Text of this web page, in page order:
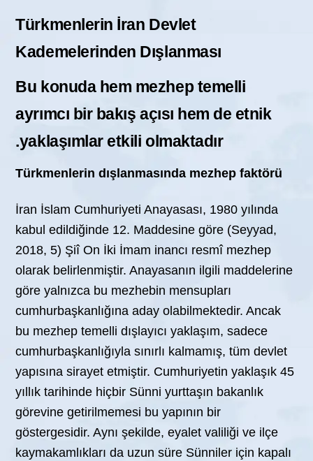
Türkmenlerin İran Devlet
Kademelerinden Dışlanması
Bu konuda hem mezhep temelli
ayrımcı bir bakış açısı hem de etnik
yaklaşımlar etkili olmaktadır.
Türkmenlerin dışlanmasında mezhep faktörü
İran İslam Cumhuriyeti Anayasası, 1980 yılında
kabul edildiğinde 12. Maddesine göre (Seyyad,
2018, 5) Şiî On İki İmam inancı resmî mezhep
olarak belirlenmiştir. Anayasanın ilgili maddelerine
göre yalnızca bu mezhebin mensupları
cumhurbaşkanlığına aday olabilmektedir. Ancak
bu mezhep temelli dışlayıcı yaklaşım, sadece
cumhurbaşkanlığıyla sınırlı kalmamış, tüm devlet
yapısına sirayet etmiştir. Cumhuriyetin yaklaşık 45
yıllık tarihinde hiçbir Sünni yurttaşın bakanlık
görevine getirilmemesi bu yapının bir
göstergesidir. Aynı şekilde, eyalet valiliği ve ilçe
kaymakamlıkları da uzun süre Sünniler için kapalı